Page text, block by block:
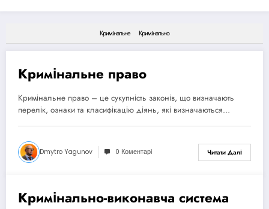
Кримінальне Кримінально
12 Травня, 2025
Кримінальне право
Кримінальне право – це сукупність законів, що визначають
перелік, ознаки та класифікацію діянь, які визначаються…
Dmytro Yagunov 0 Коментарі Читати Далі
16 Травня, 2025
Кримінально-виконавча система